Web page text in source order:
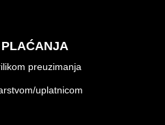
preuzimanja
uplatnicom